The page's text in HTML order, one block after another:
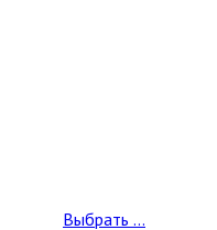
Выбрать ...